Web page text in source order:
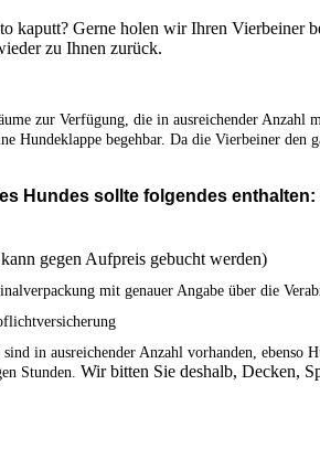
kaputt? Gerne holen wir Ihren Vierbeiner
zu Ihnen zurück.
zur Verfügung, die in ausreichender Anzahl
Hundeklappe begehbar. Da die Vierbeiner
Hundes sollte folgendes enthalten:
gegen Aufpreis gebucht werden)
mit genauer Angabe über die
in ausreichender Anzahl vorhanden, ebenso
Stunden. Wir bitten Sie deshalb, Decken,